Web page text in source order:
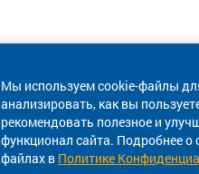
Мы используем cookie-файлы
анализировать, как вы
рекомендовать полезное и
функционал сайта. Подробнее о
файлах в Политике
Техническая
8 800 600-